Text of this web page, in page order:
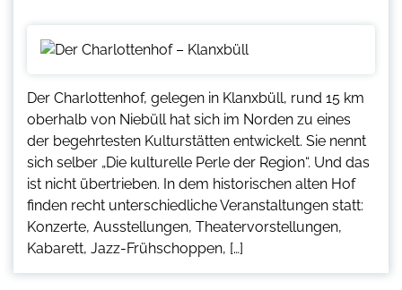
Der Charlottenhof, gelegen in Klanxbüll, rund 15 km
oberhalb von Niebüll hat sich im Norden zu eines
der begehrtesten Kulturstätten entwickelt. Sie nennt
sich selber „Die kulturelle Perle der Region“. Und das
ist nicht übertrieben. In dem historischen alten Hof
finden recht unterschiedliche Veranstaltungen statt:
Konzerte, Ausstellungen, Theatervorstellungen,
Kabarett, Jazz-Frühschoppen, […]